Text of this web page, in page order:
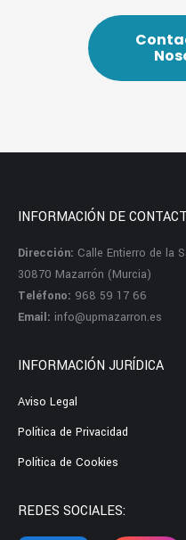
INFORMACIÓN DE
Dirección: Calle Entierro de la
30870 Mazarrón (Murcia)
Teléfono: 968 59 17 66
Email: info@upmazarron.es
INFORMACIÓN JURÍDICA
Aviso Legal
Política de Privacidad
Política de Cookies
REDES SOCIALES: